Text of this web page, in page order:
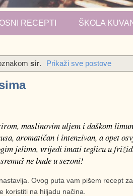
RECEPTI ŠKOLA
sir. Prikaži sve postove
maslinovim uljem i daškom
aromatičan i intenzivan, a opet
jelima, vrijedi imati teglicu u
ne bude u sezoni!
Ovog puta vam pišem recept
koristiti na hiljadu načina.